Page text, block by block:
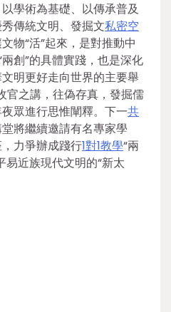
學術為基礎、以傳承普及
傳統文明、發掘文私密空
物“活”起來，是對推動中
兩創”的具體實踐，也是深化
明更好走向世界的主要舉
官之講，往偽存真，發掘儒
眾進行思惟闡釋。下一共
將繼續邀請有名專家學
力爭辦成踐行1對1教學“兩
易近族現代文明的“新太